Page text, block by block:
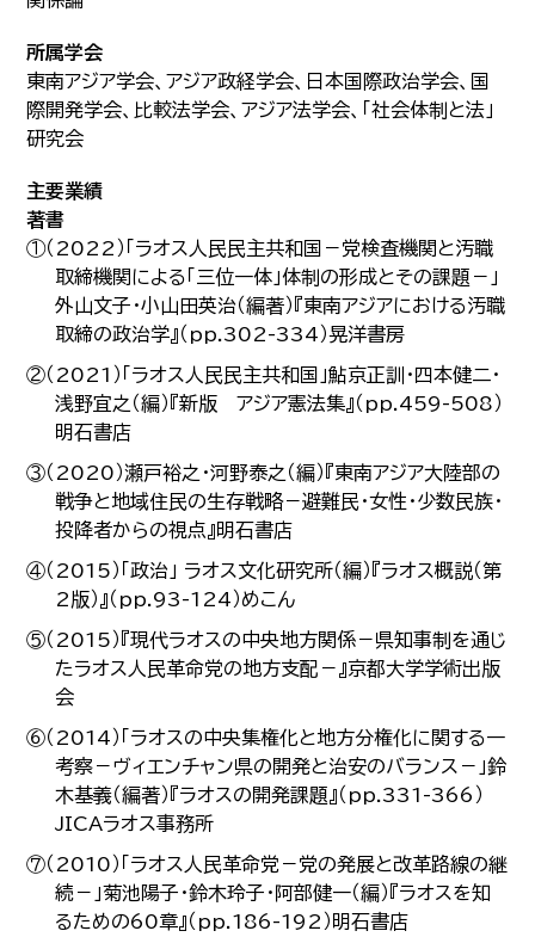
所属学会
東南アジア学会、アジア政経学会、日本国際政治学会、国
際開発学会、比較法学会、アジア法学会、「社会体制と法」
研究会
主要業績
著書
①（2022）「ラオス人民民主共和国－党検査機関と汚職
取締機関による「三位一体」体制の形成とその課題－」
外山文子・小山田英治（編著）『東南アジアにおける汚職
取締の政治学』（pp.302-334）晃洋書房
②（2021）「ラオス人民民主共和国」鮎京正訓・四本健二・
浅野宜之（編）『新版 アジア憲法集』（pp.459-508）
明石書店
③（2020）瀬戸裕之・河野泰之（編）『東南アジア大陸部の
戦争と地域住民の生存戦略－避難民・女性・少数民族・
投降者からの視点』明石書店
④（2015）「政治」 ラオス文化研究所（編）『ラオス概説（第
2版）』（pp.93-124）めこん
⑤（2015）『現代ラオスの中央地方関係－県知事制を通じ
たラオス人民革命党の地方支配－』京都大学学術出版
会
⑥（2014）「ラオスの中央集権化と地方分権化に関する一
考察－ヴィエンチャン県の開発と治安のバランス－」鈴
木基義（編著）『ラオスの開発課題』（pp.331-366）
JICAラオス事務所
⑦（2010）「ラオス人民革命党－党の発展と改革路線の継
続－」菊池陽子・鈴木玲子・阿部健一（編）『ラオスを知
るための60章』（pp.186-192）明石書店